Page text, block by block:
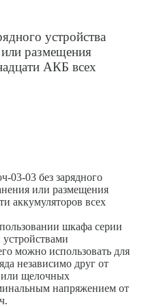
устройства
или размещения
АКБ всех
03-03 без зарядного
или размещения
аккумуляторов всех
шкафа серии
можно использовать для
независимо друг от
или щелочных
напряжением от